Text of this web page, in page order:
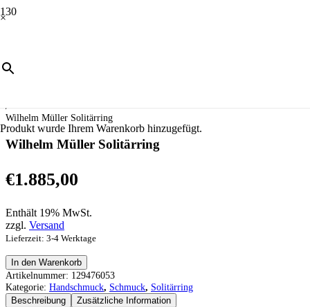
×
Produkt wurde Ihrem Warenkorb hinzugefügt.
Handschmuck
/
Wilhelm Müller Solitärring
Wilhelm Müller Solitärring
€1.885,00
Enthält 19% MwSt.
zzgl. Versand
Lieferzeit: 3-4 Werktage
Wilhelm
Müller
Solitärring
Menge
In den Warenkorb
Artikelnummer: 129476053
Kategorie: Handschmuck, Schmuck, Solitärring
Beschreibung
Zusätzliche Information